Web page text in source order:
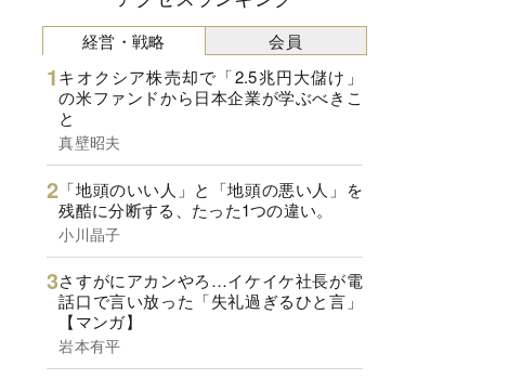
経営・戦略
キオクシア株売却で「2.5兆円大儲け」
の米ファンドから日本企業が学ぶべきこ
と
真壁昭夫
「地頭のいい人」と「地頭の悪い人」を
残酷に分断する、たった1つの違い。
小川晶子
さすがにアカンやろ…イケイケ社長が電
話口で言い放った「失礼過ぎるひと言」
【マンガ】
岩本有平
会員